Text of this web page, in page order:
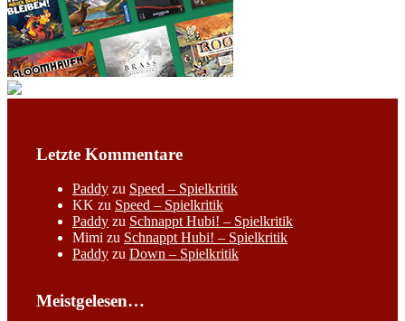
Letzte Kommentare
Paddy zu Speed – Spielkritik
KK zu Speed – Spielkritik
Paddy zu Schnappt Hubi! – Spielkritik
Mimi zu Schnappt Hubi! – Spielkritik
Paddy zu Down – Spielkritik
Meistgelesen…